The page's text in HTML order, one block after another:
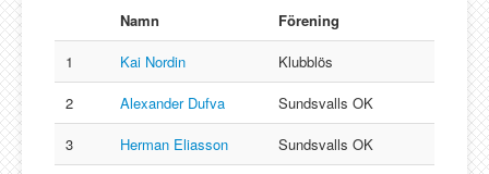
Namn
Förening
1
Kai Nordin
Klubblös
2
Alexander Dufva
Sundsvalls OK
3
Herman Eliasson
Sundsvalls OK